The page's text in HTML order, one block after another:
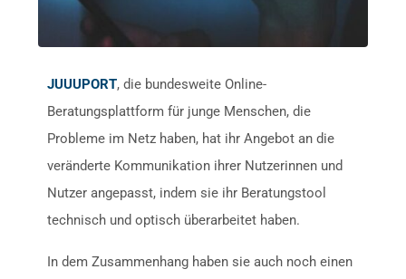
JUUUPORT, die bundesweite Online-
Beratungsplattform für junge Menschen, die
Probleme im Netz haben, hat ihr Angebot an die
veränderte Kommunikation ihrer Nutzerinnen und
Nutzer angepasst, indem sie ihr Beratungstool
technisch und optisch überarbeitet haben.
In dem Zusammenhang haben sie auch noch einen